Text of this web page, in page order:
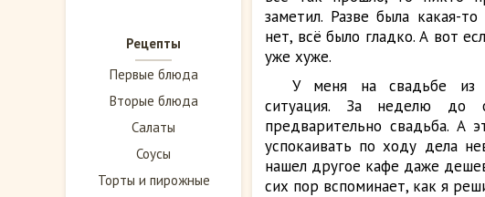
Рецепты
Первые блюда
Вторые блюда
Салаты
Соусы
Торты и пирожные
заметил. Разве была какая-
нет, всё было гладко. А вот
уже хуже.
У меня на свадьбе из
ситуация. За неделю до
предварительно свадьба. А
успокаивать по ходу дела
нашел другое кафе даже
сих пор вспоминает, как я